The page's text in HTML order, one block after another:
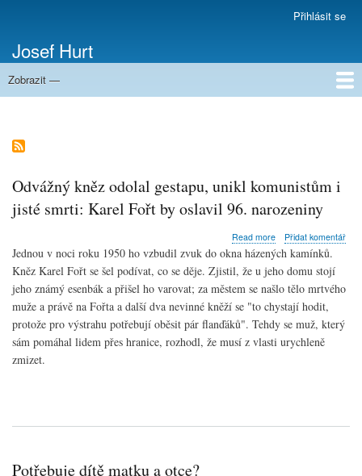
obsahu
uživatelského
účtu
Přihlásit se
Josef Hurt
Zobrazit —
Odvážný kněz odolal gestapu, unikl komunistům i
jisté smrti: Karel Fořt by oslavil 96. narozeniny
Read moreabout
Odvážný
odolal
gestapu,
unikl
komunistům
i
jisté
96.
Přidat komentář
Jednou v noci roku 1950 ho vzbudil zvuk do okna házených kamínků.
Kněz Karel Fořt se šel podívat, co se děje. Zjistil, že u jeho domu stojí
jeho známý esenbák a přišel ho varovat; za městem se našlo tělo mrtvého
muže a právě na Fořta a další dva nevinné kněží se "to chystají hodit,
protože pro výstrahu potřebují oběsit pár flanďáků". Tehdy se muž, který
sám pomáhal lidem přes hranice, rozhodl, že musí z vlasti urychleně
zmizet.
Potřebuje dítě matku a otce?